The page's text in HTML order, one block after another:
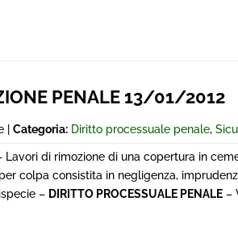
PENALE 13/01/2012
| Categoria: Diritto processuale penale,
Lavori di rimozione di una copertura in
colpa consistita in negligenza,
– DIRITTO PROCESSUALE PENALE –